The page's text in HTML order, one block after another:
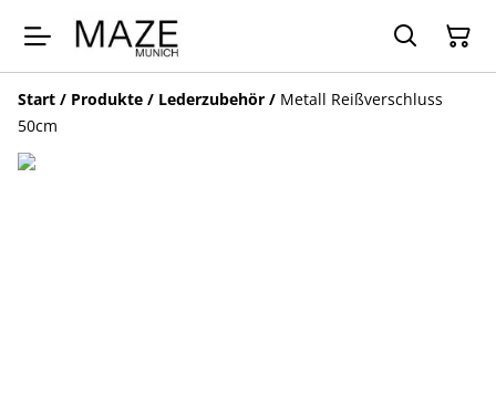
Start / Produkte / Lederzubehör / Metall Reißverschluss
50cm